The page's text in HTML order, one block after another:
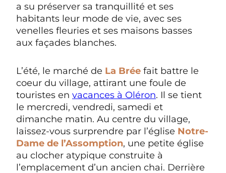
a su préserver sa tranquillité et ses
habitants leur mode de vie, avec ses
venelles fleuries et ses maisons basses
aux façades blanches.
L’été, le marché de La Brée fait battre le
coeur du village, attirant une foule de
touristes en vacances à Oléron. Il se tient
le mercredi, vendredi, samedi et
dimanche matin. Au centre du village,
laissez-vous surprendre par l’église Notre-
Dame de l’Assomption, une petite église
au clocher atypique construite à
l’emplacement d’un ancien chai. Derrière